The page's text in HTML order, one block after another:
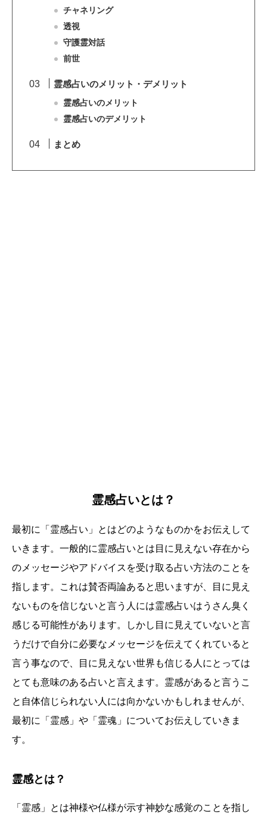
チャネリング
透視
守護霊対話
前世
霊感占いのメリット・デメリット
霊感占いのメリット
霊感占いのデメリット
まとめ
霊感占いとは？
最初に「霊感占い」とはどのようなものかをお伝えして
いきます。一般的に霊感占いとは目に見えない存在から
のメッセージやアドバイスを受け取る占い方法のことを
指します。これは賛否両論あると思いますが、目に見え
ないものを信じないと言う人には霊感占いはうさん臭く
感じる可能性があります。しかし目に見えていないと言
うだけで自分に必要なメッセージを伝えてくれていると
言う事なので、目に見えない世界も信じる人にとっては
とても意味のある占いと言えます。霊感があると言うこ
と自体信じられない人には向かないかもしれませんが、
最初に「霊感」や「霊魂」についてお伝えしていきま
す。
霊感とは？
「霊感」とは神様や仏様が示す神妙な感覚のことを指し